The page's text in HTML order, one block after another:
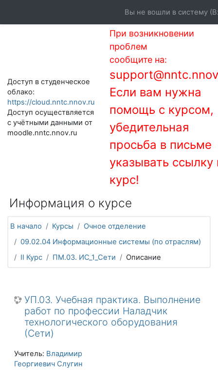
Доступ в студенческое
облако:
https://cloud.nntc.nnov.ru
Доступ осуществляется
с учётными данными от
moodle.nntc.nnov.ru
При возникновении
проблем
сообщите на:
Если вам нужна
помощь с курсом,
убедительная
просьба в письме
указывать ссылку
курс!
Вы не вошли в систему (
Информация о курсе
В начало Курсы
Очное отделение
09.02.04 Информационные системы (по отраслям)
II Курс
ПМ.03. ИС_1_Сети Описание
УП.03. Учебная практика. Выполнение
работ по профессии Наладчик
технологического оборудования
(Сети)
Учитель: Владимир
Георгиевич Слугин